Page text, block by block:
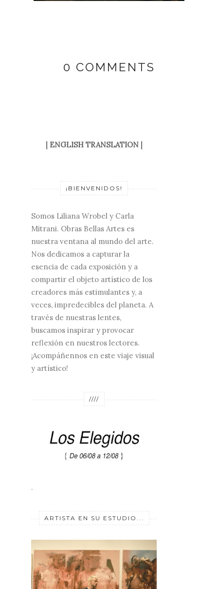
0 COMMENTS
ENGLISH TRANSLATION|
¡BIENVENIDOS!
Somos Liliana Wrobel y Carla
Mitrani. Obras Bellas Artes es
nuestra ventana al mundo del arte.
Nos dedicamos a capturar la
esencia de cada exposición y a
compartir el objeto artístico de los
creadores más estimulantes y, a
veces, impredecibles del planeta. A
través de nuestras lentes,
buscamos inspirar y provocar
reflexión en nuestros lectores.
¡Acompáñennos en este viaje visual
y artístico!
////
.
ARTISTA EN SU ESTUDIO...